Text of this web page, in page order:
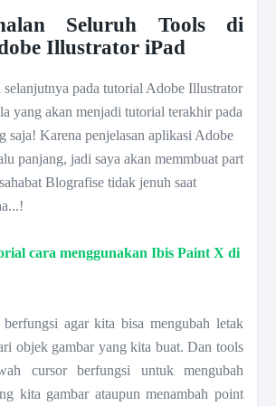
Seluruh Tools di
Illustrator iPad
pada tutorial Adobe Illustrator
yang akan menjadi tutorial terakhir pada
saja! Karena penjelasan aplikasi Adobe
panjang, jadi saya akan memmbuat part
Blografise tidak jenuh saat
cara menggunakan Ibis Paint X di
agar kita bisa mengubah letak
objek gambar yang kita buat. Dan tools
cursor berfungsi untuk mengubah
kita gambar ataupun menambah point